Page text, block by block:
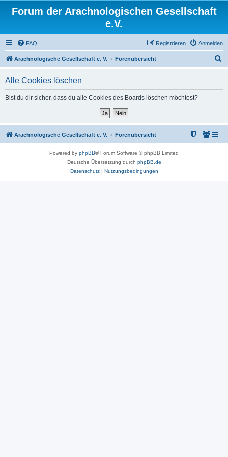
Forum der Arachnologischen Gesellschaft
e.V.
FAQ Anmelden
Registrieren
Arachnologische Gesellschaft e. V. Forenübersicht
Alle Cookies löschen
Bist du dir sicher, dass du alle Cookies des Boards löschen möchtest?
Arachnologische Gesellschaft e. V. Forenübersicht
Powered by phpBB® Forum Software © phpBB Limited
Deutsche Übersetzung durch phpBB.de
Datenschutz| Nutzungsbedingungen